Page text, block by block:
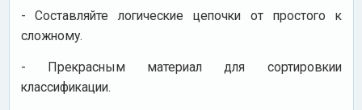
- Составляйте логические цепочки от простого к
сложному.
- Прекрасным материал для сортировкии
классификации.